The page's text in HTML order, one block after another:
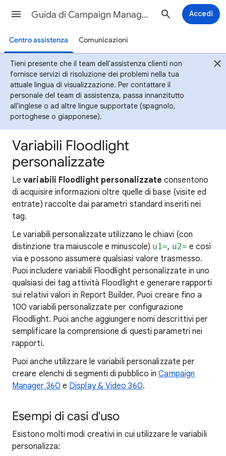
Guida di Campaign Manager 360 Accedi
Centro assistenza Comunicazioni
Tieni presente che il team dell'assistenza clienti non
fornisce servizi di risoluzione dei problemi nella tua
attuale lingua di visualizzazione. Per contattare il
personale del team di assistenza, passa innanzitutto
all'inglese o ad altre lingue supportate (spagnolo,
portoghese o giapponese).
Variabili Floodlight
personalizzate
Levariabili Floodlight personalizzate consentono
di acquisire informazioni oltre quelle di base (visite ed
entrate) raccolte dai parametri standard inseriti nei
tag.
Le variabili personalizzate utilizzano le chiavi (con
distinzione tra maiuscole e minuscole) u1=, u2= e così
via e possono assumere qualsiasi valore trasmesso.
Puoi includere variabili Floodlight personalizzate in uno
qualsiasi dei tag attività Floodlight e generare rapporti
sui relativi valori in Report Builder. Puoi creare fino a
100 variabili personalizzate per configurazione
Floodlight. Puoi anche aggiungere nomi descrittivi per
semplificare la comprensione di questi parametri nei
rapporti.
Puoi anche utilizzare le variabili personalizzate per
creare elenchi di segmenti di pubblico inCampaign
Manager 360 e Display & Video 360.
Esempi di casi d'uso
Esistono molti modi creativi in cui utilizzare le variabili
personalizza: